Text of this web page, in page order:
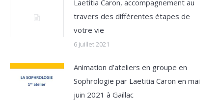
Laetitia Caron, accompagnement au
travers des différentes étapes de
votre vie
6 juillet 2021
Animation d’ateliers en groupe en
Sophrologie par Laetitia Caron en mai
juin 2021 à Gaillac